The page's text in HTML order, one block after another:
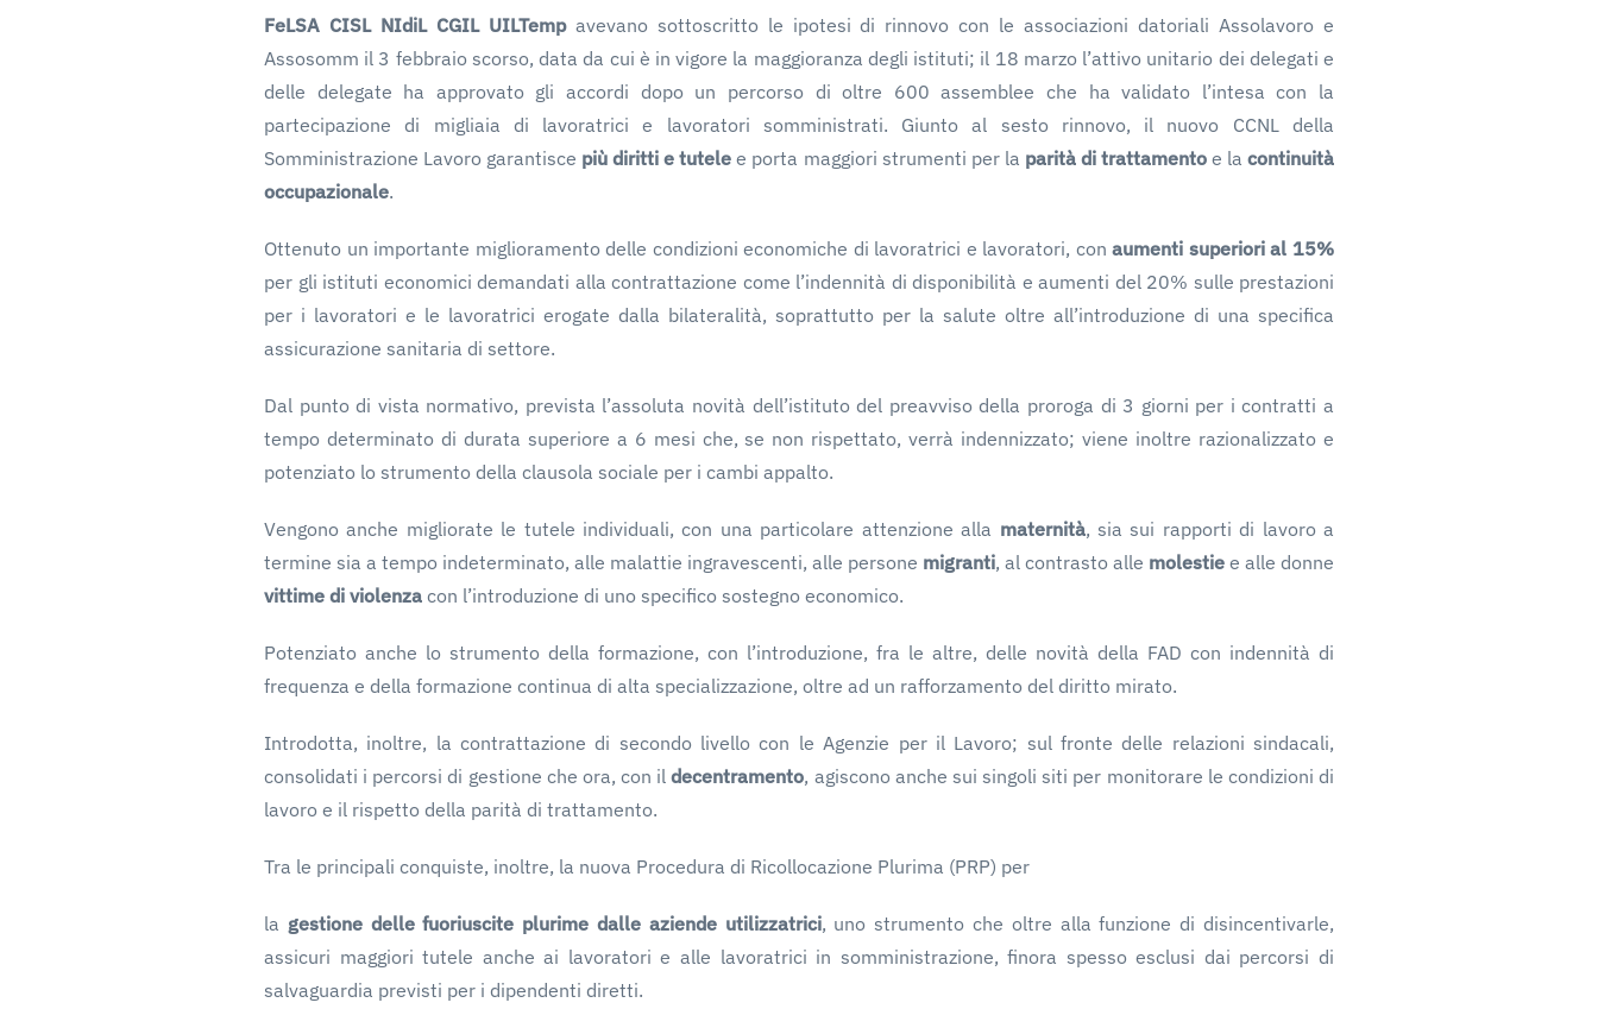
FeLSA CISL NIdiL CGIL UILTempavevano sottoscritto le ipotesi di rinnovo con le associazioni datoriali Assolavoro e
Assosomm il 3 febbraio scorso, data da cui è in vigore la maggioranza degli istituti; il 18 marzo l’attivo unitario dei delegati e
delle delegate ha approvato gli accordi dopo un percorso di oltre 600 assemblee che ha validato l’intesa con la
partecipazione di migliaia di lavoratrici e lavoratori somministrati. Giunto al sesto rinnovo, il nuovo CCNL della
Somministrazione Lavoro garantisce più diritti e tutele e porta maggiori strumenti per la parità di trattamentoe lacontinuità
occupazionale.
Ottenuto un importante miglioramento delle condizioni economiche di lavoratrici e lavoratori, conaumenti superiori al 15%
per gli istituti economici demandati alla contrattazione come l’indennità di disponibilità e aumenti del 20% sulle prestazioni
per i lavoratori e le lavoratrici erogate dalla bilateralità, soprattutto per la salute oltre all’introduzione di una specifica
assicurazione sanitaria di settore.
Dal punto di vista normativo, prevista l’assoluta novità dell’istituto del preavviso della proroga di 3 giorni per i contratti a
tempo determinato di durata superiore a 6 mesi che, se non rispettato, verrà indennizzato; viene inoltre razionalizzato e
potenziato lo strumento della clausola sociale per i cambi appalto.
Vengono anche migliorate le tutele individuali, con una particolare attenzione alla maternità, sia sui rapporti di lavoro a
termine sia a tempo indeterminato, alle malattie ingravescenti, alle persone migranti, al contrasto alle molestie e alle donne
vittime di violenza con l’introduzione di uno specifico sostegno economico.
Potenziato anche lo strumento della formazione, con l’introduzione, fra le altre, delle novità della FAD con indennità di
frequenza e della formazione continua di alta specializzazione, oltre ad un rafforzamento del diritto mirato.
Introdotta, inoltre, la contrattazione di secondo livello con le Agenzie per il Lavoro; sul fronte delle relazioni sindacali,
consolidati i percorsi di gestione che ora, con ildecentramento, agiscono anche sui singoli siti per monitorare le condizioni di
lavoro e il rispetto della parità di trattamento.
Tra le principali conquiste, inoltre, la nuova Procedura di Ricollocazione Plurima (PRP) per
la gestione delle fuoriuscite plurime dalle aziende utilizzatrici, uno strumento che oltre alla funzione di disincentivarle,
assicuri maggiori tutele anche ai lavoratori e alle lavoratrici in somministrazione, finora spesso esclusi dai percorsi di
salvaguardia previsti per i dipendenti diretti.